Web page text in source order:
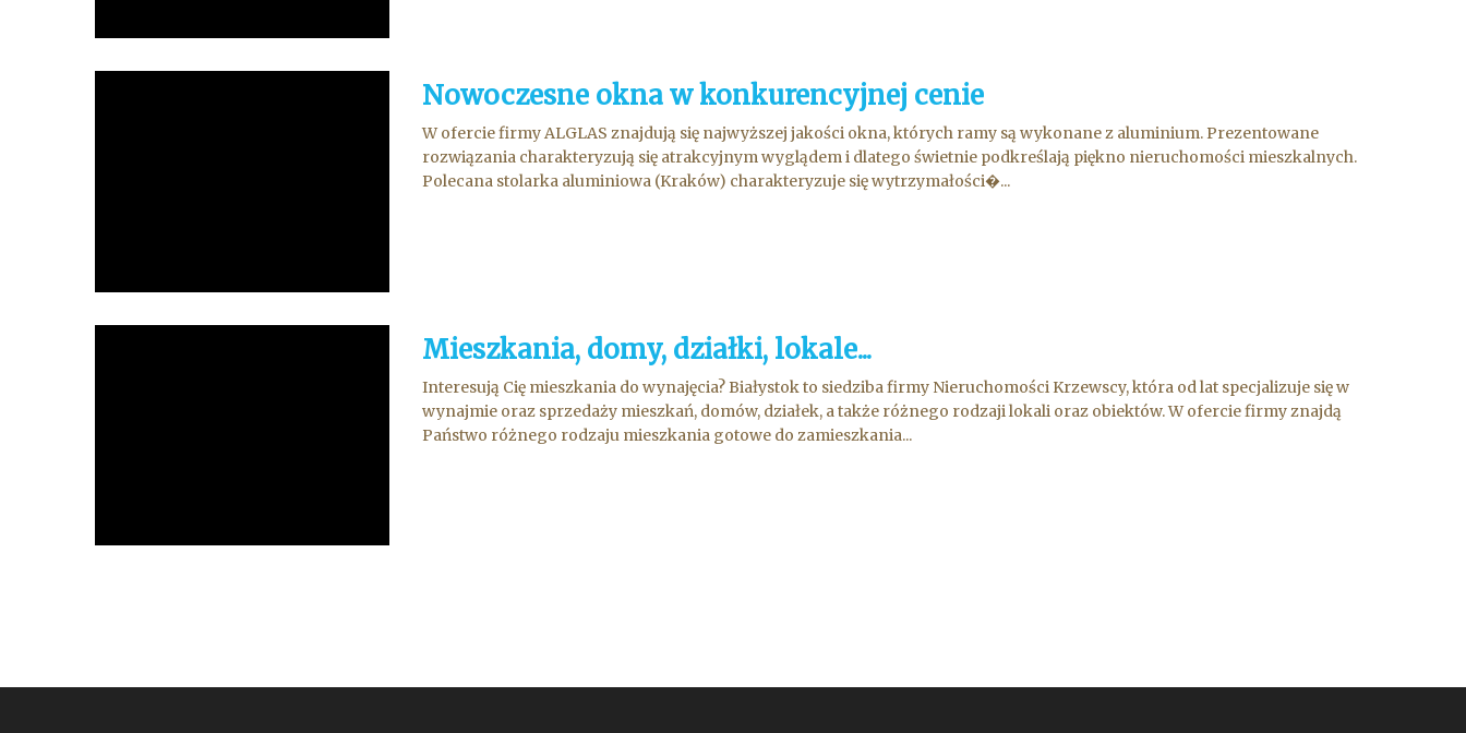
Nowoczesne okna w konkurencyjnej cenie
W ofercie firmy ALGLAS znajdują się najwyższej jakości okna, których ramy są wykonane z aluminium. Prezentowane
rozwiązania charakteryzują się atrakcyjnym wyglądem i dlatego świetnie podkreślają piękno nieruchomości mieszkalnych.
Polecana stolarka aluminiowa (Kraków) charakteryzuje się wytrzymałości�...
Mieszkania, domy, działki, lokale...
Interesują Cię mieszkania do wynajęcia? Białystok to siedziba firmy Nieruchomości Krzewscy, która od lat specjalizuje się w
wynajmie oraz sprzedaży mieszkań, domów, działek, a także różnego rodzaji lokali oraz obiektów. W ofercie firmy znajdą
Państwo różnego rodzaju mieszkania gotowe do zamieszkania...